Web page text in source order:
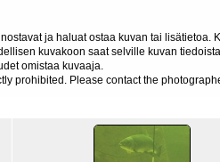
ja haluat ostaa kuvan tai
kuvakoon saat selville kuvan
omistaa kuvaaja.
prohibited. Please contact the